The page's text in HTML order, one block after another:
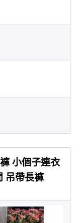
小個子連衣
吊帶長褲